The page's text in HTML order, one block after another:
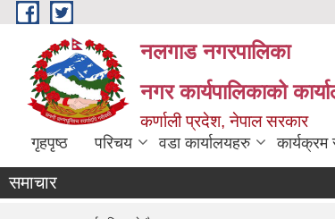
Skip to main content
नलगाड नगरपालिका
नगर कार्यपालिकाको
कर्णाली प्रदेश, नेपाल सरकार
गृहपृष्ठ परिचय वडा कार्यालयहरु कार्यक्रम
समाचार